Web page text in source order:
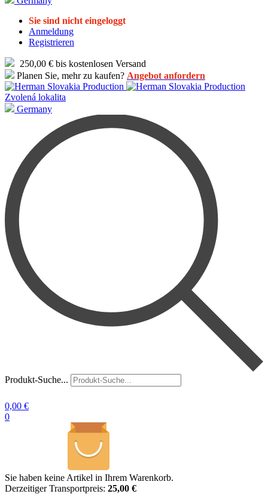
Sie sind nicht eingeloggt
Anmeldung
Registrieren
250,00 € bis kostenlosen Versand
Planen Sie, mehr zu kaufen? Angebot anfordern
Zvolená lokalita
Germany
Produkt-Suche...
0,00 €
0
Sie haben keine Artikel in Ihrem Warenkorb.
Derzeitiger Transportpreis: 25,00 €